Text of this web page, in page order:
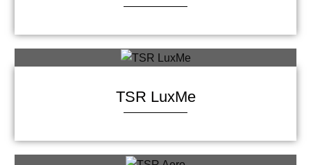
TSR LuxMe